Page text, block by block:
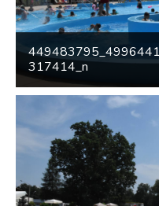
317414_n